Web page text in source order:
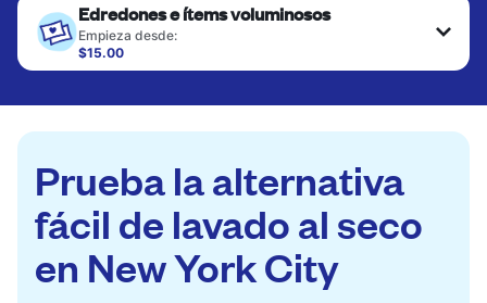
Edredones e ítems voluminosos
Empieza desde:
$15.00
Los artículos grandes como edredones, mantas y
completamente. Diseñado para refrescar piezas
más pesadas que no caben en una lavadora
CONSULTAR PRECIOS
Prueba la alternativa
fácil de lavado al seco
en New York City